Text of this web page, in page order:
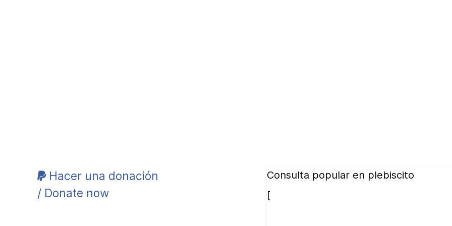
Hacer una donación
/ Donate now
Consulta popular en plebiscito
[